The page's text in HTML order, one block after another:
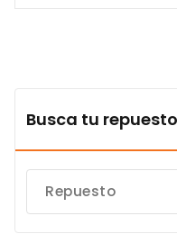
Busca tu